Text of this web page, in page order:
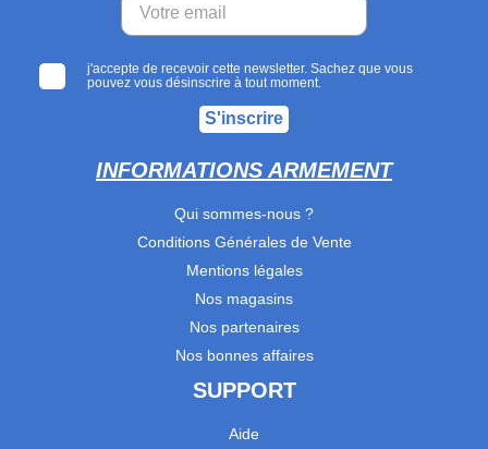
j'accepte de recevoir cette newsletter. Sachez que vous
pouvez vous désinscrire à tout moment.
S'inscrire
INFORMATIONS ARMEMENT
Qui sommes-nous ?
Conditions Générales de Vente
Mentions légales
Nos magasins
Nos partenaires
Nos bonnes affaires
SUPPORT
Aide